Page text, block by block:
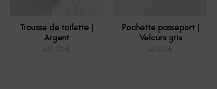
Trousse de toilette |
Argent
40.00€
Pochette passeport |
Velours gris
14.00€